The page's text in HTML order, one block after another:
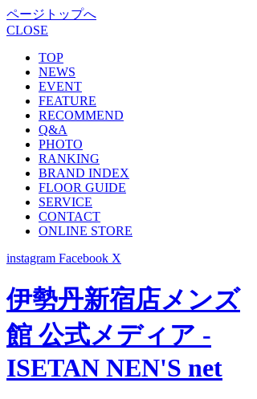
ページトップへ
CLOSE
TOP
NEWS
EVENT
FEATURE
RECOMMEND
Q&A
PHOTO
RANKING
BRAND INDEX
FLOOR GUIDE
SERVICE
CONTACT
ONLINE STORE
instagram Facebook X
伊勢丹新宿店メンズ
館 公式メディア -
ISETAN NEN'S net